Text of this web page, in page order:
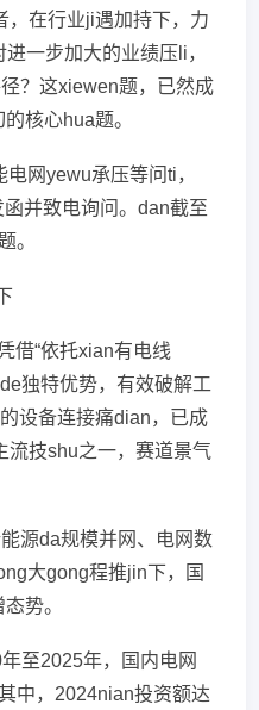
，在行业ji遇加持下，力
一步加大的业绩压li，
？这xiewen题，已然成
核心hua题。
网yewu承压等问ti，
并致电询问。dan截至
。
借“依托xian有电线
独特优势，有效破解工
设备连接痛dian，已成
流技shu之一，赛道景气
源da规模并网、电网数
大gong程推jin下，国
势。
至2025年，国内电网
中，2024nian投资额达